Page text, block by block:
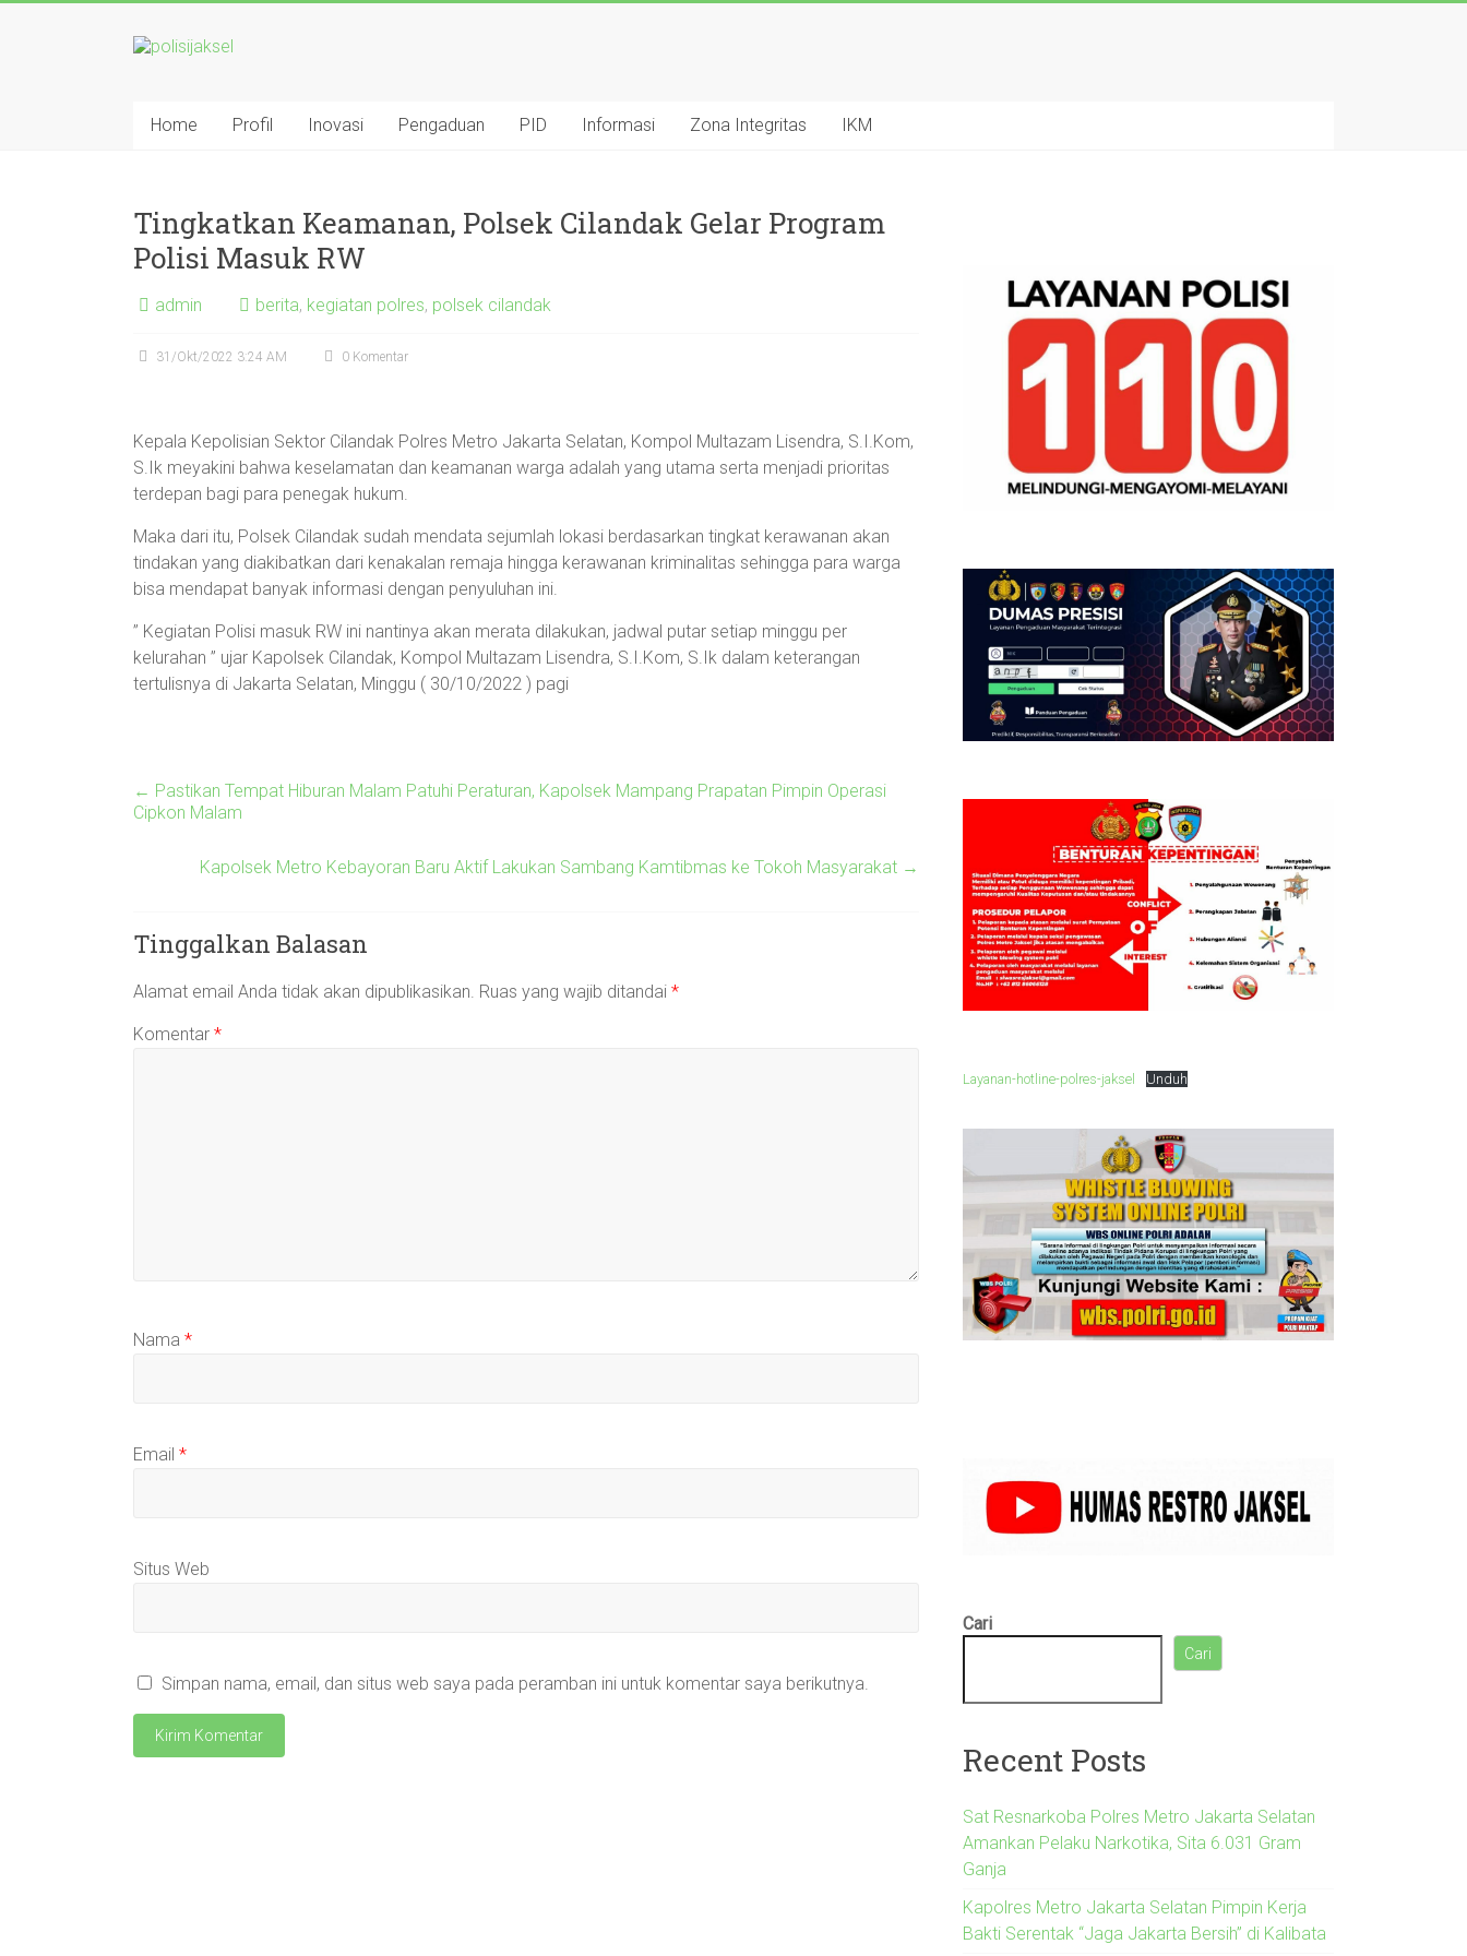
polisijaksel
Home
Profil Inovasi Pengaduan PID Informasi Zona Integritas IKM
Tingkatkan Keamanan, Polsek Cilandak Gelar Program
Polisi Masuk RW
admin berita, kegiatan polres, polsek cilandak
31/Okt/2022 3:24 AM 0 Komentar
Kepala Kepolisian Sektor Cilandak Polres Metro Jakarta Selatan, Kompol Multazam Lisendra, S.I.Kom,
S.Ik meyakini bahwa keselamatan dan keamanan warga adalah yang utama serta menjadi prioritas
terdepan bagi para penegak hukum.
Maka dari itu, Polsek Cilandak sudah mendata sejumlah lokasi berdasarkan tingkat kerawanan akan
tindakan yang diakibatkan dari kenakalan remaja hingga kerawanan kriminalitas sehingga para warga
bisa mendapat banyak informasi dengan penyuluhan ini.
” Kegiatan Polisi masuk RW ini nantinya akan merata dilakukan, jadwal putar setiap minggu per
kelurahan ” ujar Kapolsek Cilandak, Kompol Multazam Lisendra, S.I.Kom, S.Ik dalam keterangan
tertulisnya di Jakarta Selatan, Minggu ( 30/10/2022 ) pagi
← Pastikan Tempat Hiburan Malam Patuhi Peraturan, Kapolsek Mampang Prapatan Pimpin Operasi
Cipkon Malam
Kapolsek Metro Kebayoran Baru Aktif Lakukan Sambang Kamtibmas ke Tokoh Masyarakat →
Tinggalkan Balasan
Alamat email Anda tidak akan dipublikasikan. Ruas yang wajib ditandai *
Komentar *
Nama *
Email *
Situs Web
Simpan nama, email, dan situs web saya pada peramban ini untuk komentar saya berikutnya.
Layanan-hotline-polres-jaksel Unduh
Cari
Cari
Recent Posts
Sat Resnarkoba Polres Metro Jakarta Selatan
Amankan Pelaku Narkotika, Sita 6.031 Gram
Ganja
Kapolres Metro Jakarta Selatan Pimpin Kerja
Bakti Serentak “Jaga Jakarta Bersih” di Kalibata